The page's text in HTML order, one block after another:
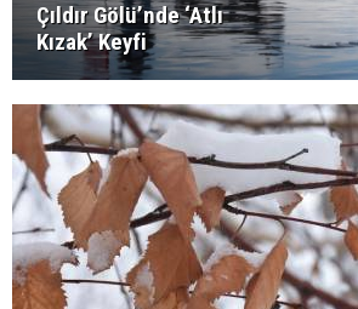
Çıldır Gölü’nde ‘Atlı
Kızak’ Keyfi